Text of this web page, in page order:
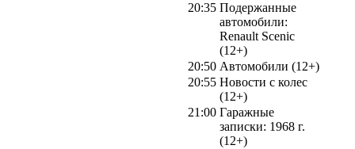
20:35 Подержанные
автомобили:
Renault Scenic
(12+)
20:50 Автомобили (12+)
20:55 Новости с колес
(12+)
21:00 Гаражные
записки: 1968 г.
(12+)